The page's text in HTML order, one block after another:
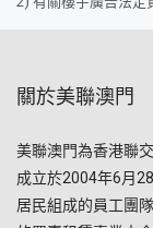
關於美聯澳門
美聯澳門為香港聯
成立於2004年6月
居民組成的員工團